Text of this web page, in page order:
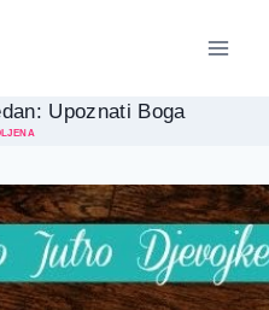
Upoznati Boga